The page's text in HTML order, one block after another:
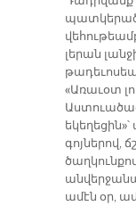
պատկերած
լերան
«Առաւօտ
գոյներով,
ամէն օր,